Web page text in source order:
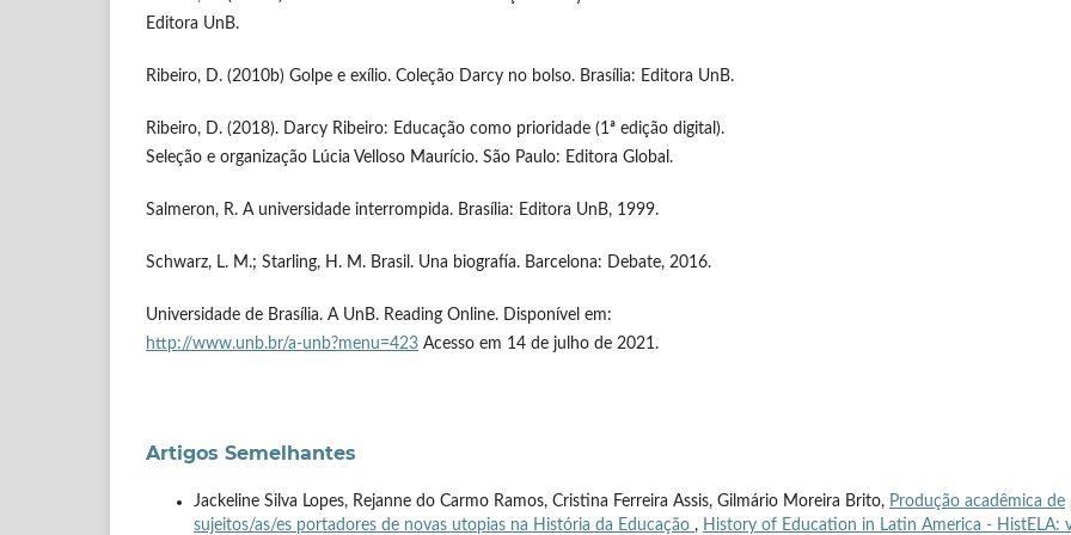
Editora UnB.
Ribeiro, D. (2010b) Golpe e exílio. Coleção Darcy no bolso. Brasília: Editora UnB.
Ribeiro, D. (2018). Darcy Ribeiro: Educação como prioridade (1ª edição digital).
Seleção e organização Lúcia Velloso Maurício. São Paulo: Editora Global.
Salmeron, R. A universidade interrompida. Brasília: Editora UnB, 1999.
Schwarz, L. M.; Starling, H. M. Brasil. Una biografía. Barcelona: Debate, 2016.
Universidade de Brasília. A UnB. Reading Online. Disponível em:
http://www.unb.br/a-unb?menu=423 Acesso em 14 de julho de 2021.
Artigos Semelhantes
Jackeline Silva Lopes, Rejanne do Carmo Ramos, Cristina Ferreira Assis, Gilmário Moreira Brito, Produção acadêmica de
sujeitos/as/es portadores de novas utopias na História da Educação , History of Education in Latin America - HistELA: